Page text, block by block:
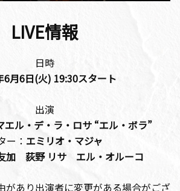
LIVE情報
日時
6月6日(火) 19:30スタート
出演
エル・デ・ラ・ロサ “エル・ボラ”
ー： エミリオ・マジャ
加 荻野 リサ エル・オルーコ
あり出演者に変更がある場合がござ